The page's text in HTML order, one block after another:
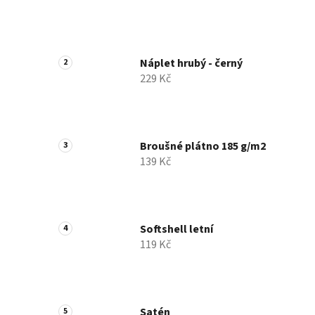
Náplet hrubý - černý
229 Kč
Broušné plátno 185 g/m2
139 Kč
Softshell letní
119 Kč